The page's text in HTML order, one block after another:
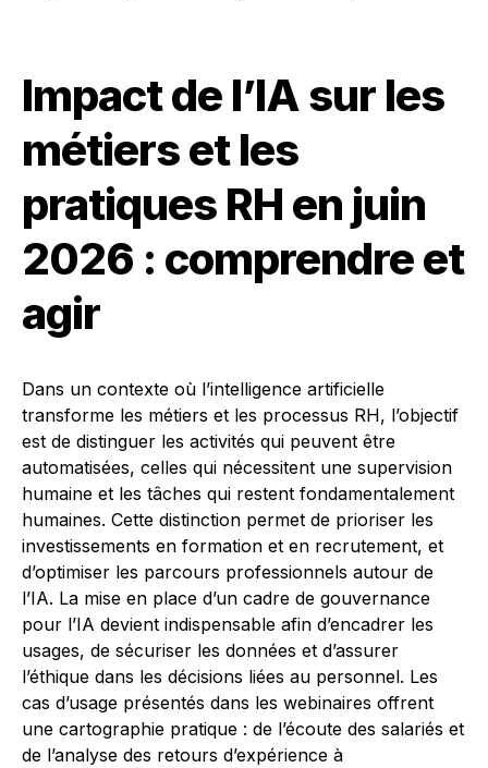
Impact de l’IA sur les
métiers et les
pratiques RH en juin
2026 : comprendre et
agir
Dans un contexte où l’intelligence artificielle
transforme les métiers et les processus RH, l’objectif
est de distinguer les activités qui peuvent être
automatisées, celles qui nécessitent une supervision
humaine et les tâches qui restent fondamentalement
humaines. Cette distinction permet de prioriser les
investissements en formation et en recrutement, et
d’optimiser les parcours professionnels autour de
l’IA. La mise en place d’un cadre de gouvernance
pour l’IA devient indispensable afin d’encadrer les
usages, de sécuriser les données et d’assurer
l’éthique dans les décisions liées au personnel. Les
cas d’usage présentés dans les webinaires offrent
une cartographie pratique : de l’écoute des salariés et
de l’analyse des retours d’expérience à